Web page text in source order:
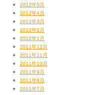
2012年5月
2012年4月
2012年3月
2012年2月
2012年1月
2011年12月
2011年11月
2011年10月
2011年9月
2011年8月
2011年7月